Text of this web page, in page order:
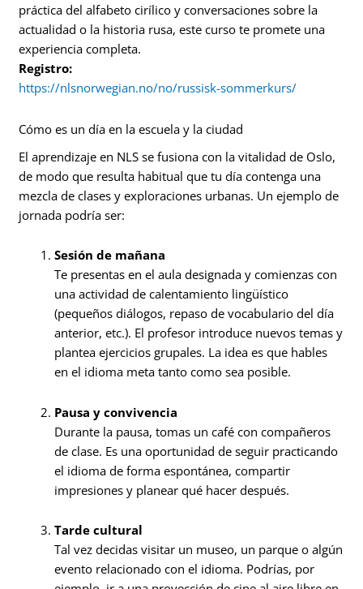
práctica del alfabeto cirílico y conversaciones sobre la
actualidad o la historia rusa, este curso te promete una
experiencia completa.
Registro:
https://nlsnorwegian.no/no/russisk-sommerkurs/
Cómo es un día en la escuela y la ciudad
El aprendizaje en NLS se fusiona con la vitalidad de Oslo,
de modo que resulta habitual que tu día contenga una
mezcla de clases y exploraciones urbanas. Un ejemplo de
jornada podría ser:
Sesión de mañana
Te presentas en el aula designada y comienzas con
una actividad de calentamiento lingüístico
(pequeños diálogos, repaso de vocabulario del día
anterior, etc.). El profesor introduce nuevos temas y
plantea ejercicios grupales. La idea es que hables
en el idioma meta tanto como sea posible.
Pausa y convivencia
Durante la pausa, tomas un café con compañeros
de clase. Es una oportunidad de seguir practicando
el idioma de forma espontánea, compartir
impresiones y planear qué hacer después.
Tarde cultural
Tal vez decidas visitar un museo, un parque o algún
evento relacionado con el idioma. Podrías, por